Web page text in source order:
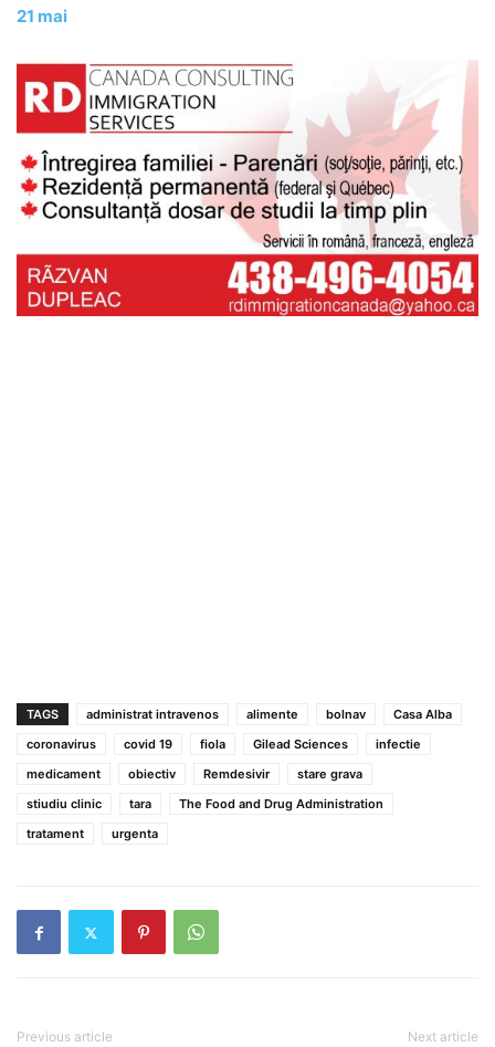
21 mai
TAGS administrat intravenos alimente bolnav
Casa Alba
coronavirus
covid 19 fiola Gilead Sciences
infectie
medicament
obiectiv Remdesivir
stare grava
stiudiu clinic
tara
The Food and Drug Administration
tratament
urgenta
Previous article Next article